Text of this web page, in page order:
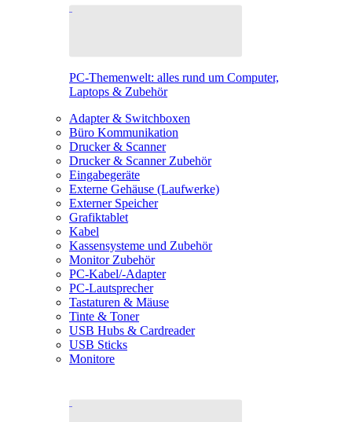
PC-Themenwelt: alles rund um Computer,
Laptops & Zubehör
Adapter & Switchboxen
Büro Kommunikation
Drucker & Scanner
Drucker & Scanner Zubehör
Eingabegeräte
Externe Gehäuse (Laufwerke)
Externer Speicher
Grafiktablet
Kabel
Kassensysteme und Zubehör
Monitor Zubehör
PC-Kabel/-Adapter
PC-Lautsprecher
Tastaturen & Mäuse
Tinte & Toner
USB Hubs & Cardreader
USB Sticks
Monitore